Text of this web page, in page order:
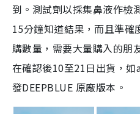
到。測試劑以採集鼻液作檢
15分鐘知道結果，而且準
購數量，需要大量購入的朋
在確認後10至21日出貨，
發DEEPBLUE 原廠版本。